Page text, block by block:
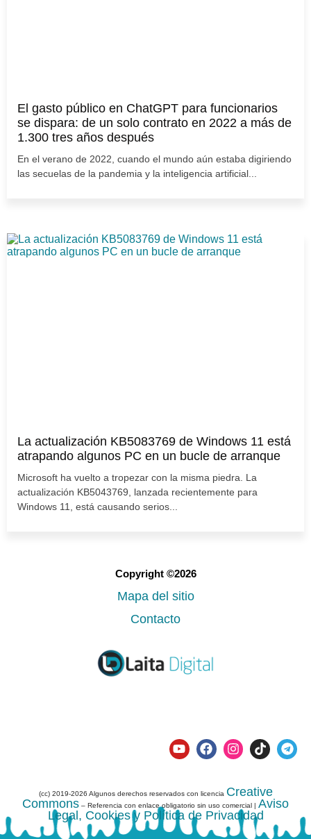
El gasto público en ChatGPT para funcionarios
se dispara: de un solo contrato en 2022 a más de
1.300 tres años después
En el verano de 2022, cuando el mundo aún estaba digiriendo
las secuelas de la pandemia y la inteligencia artificial...
La actualización KB5083769 de Windows 11 está
atrapando algunos PC en un bucle de arranque
Microsoft ha vuelto a tropezar con la misma piedra. La
actualización KB5043769, lanzada recientemente para
Windows 11, está causando serios...
Copyright ©2026
Mapa del sitio
Contacto
(cc) 2019-2026 Algunos derechos reservados con licencia Creative
Commons – Referencia con enlace obligatorio sin uso comercial | Aviso
Legal, Cookies y Política de Privacidad